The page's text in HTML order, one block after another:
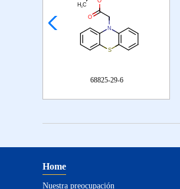
68825-29-6
Home
Nuestra preocupación